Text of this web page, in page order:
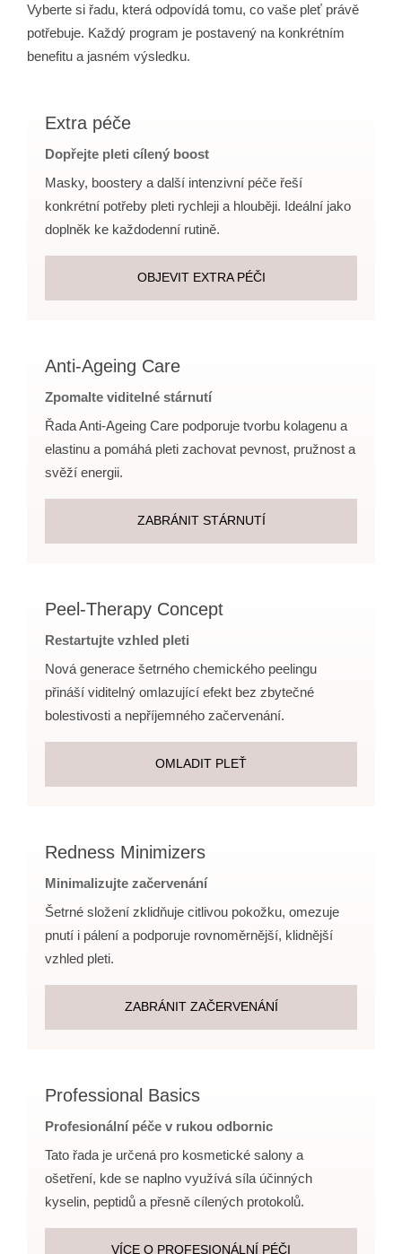
Vyberte si řadu, která odpovídá tomu, co vaše pleť právě
potřebuje. Každý program je postavený na konkrétním
benefitu a jasném výsledku.
Extra péče
Dopřejte pleti cílený boost
Masky, boostery a další intenzivní péče řeší
konkrétní potřeby pleti rychleji a hlouběji. Ideální jako
doplněk ke každodenní rutině.
OBJEVIT EXTRA PÉČI
Anti-Ageing Care
Zpomalte viditelné stárnutí
Řada Anti-Ageing Care podporuje tvorbu kolagenu a
elastinu a pomáhá pleti zachovat pevnost, pružnost a
svěží energii.
ZABRÁNIT STÁRNUTÍ
Peel-Therapy Concept
Restartujte vzhled pleti
Nová generace šetrného chemického peelingu
přináší viditelný omlazující efekt bez zbytečné
bolestivosti a nepříjemného začervenání.
OMLADIT PLEŤ
Redness Minimizers
Minimalizujte začervenání
Šetrné složení zklidňuje citlivou pokožku, omezuje
pnutí i pálení a podporuje rovnoměrnější, klidnější
vzhled pleti.
ZABRÁNIT ZAČERVENÁNÍ
Professional Basics
Profesionální péče v rukou odbornic
Tato řada je určená pro kosmetické salony a
ošetření, kde se naplno využívá síla účinných
kyselin, peptidů a přesně cílených protokolů.
VÍCE O PROFESIONÁLNÍ PÉČI